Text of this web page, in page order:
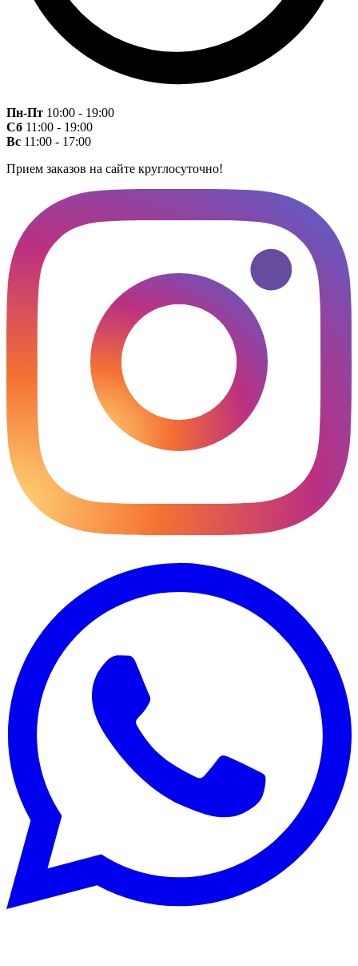
Пн-Пт 10:00 - 19:00
Сб 11:00 - 19:00
Вс 11:00 - 17:00
Прием заказов на сайте круглосуточно!